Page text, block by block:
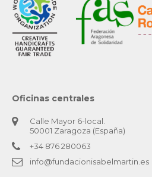
Oficinas centrales
Calle Mayor 6-local.
50001 Zaragoza (España)
+34 876 280063
info@fundacionisabelmartin.es